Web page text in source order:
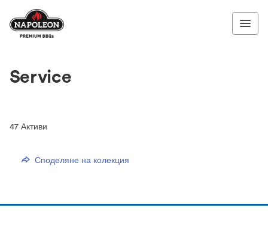
Service
47 Активи
Споделяне на колекция